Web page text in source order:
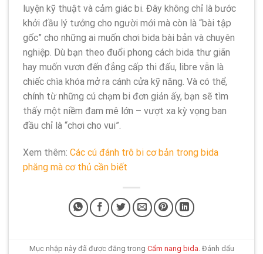
luyện kỹ thuật và cảm giác bi. Đây không chỉ là bước
khởi đầu lý tưởng cho người mới mà còn là “bài tập
gốc” cho những ai muốn chơi bida bài bản và chuyên
nghiệp. Dù bạn theo đuổi phong cách bida thư giãn
hay muốn vươn đến đẳng cấp thi đấu, libre vẫn là
chiếc chìa khóa mở ra cánh cửa kỹ năng. Và có thể,
chính từ những cú chạm bi đơn giản ấy, bạn sẽ tìm
thấy một niềm đam mê lớn – vượt xa kỳ vọng ban
đầu chỉ là “chơi cho vui”.
Xem thêm: Các cú đánh trô bi cơ bản trong bida
phăng mà cơ thủ cần biết
Mục nhập này đã được đăng trong Cẩm nang bida. Đánh dấu